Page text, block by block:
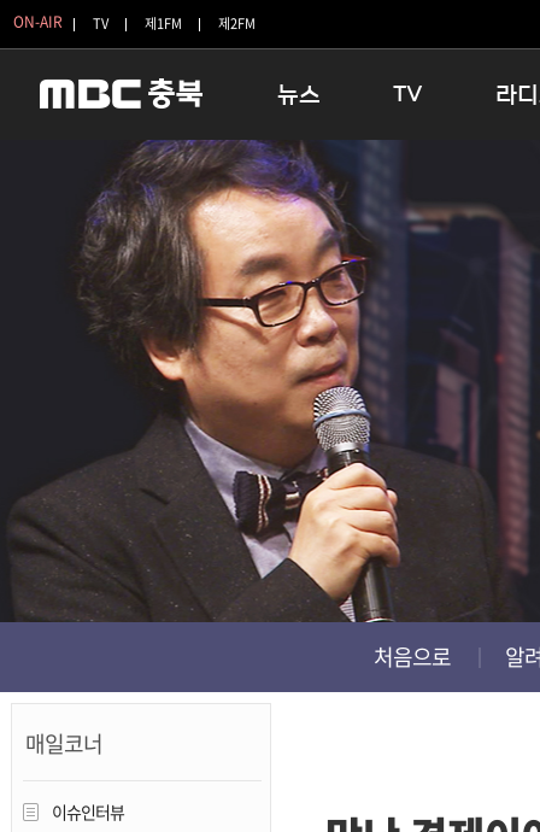
ON-AIR TV 제1FM 제2FM
뉴스
충청북도
충청북도 교육청
청주
충주
괴산
단양
보은
영동
옥천
음성
제천
증평
진천
TV
인생내컷
전국시대
시청자 FLEX
특집프로그램
종영프로그램
라
처음으로 알
매일코너
이슈인터뷰